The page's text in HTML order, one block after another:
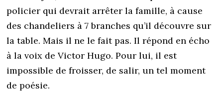
policier qui devrait arrêter la famille, à cause
des chandeliers à 7 branches qu’il découvre sur
la table. Mais il ne le fait pas. Il répond en écho
à la voix de Victor Hugo. Pour lui, il est
impossible de froisser, de salir, un tel moment
de poésie.